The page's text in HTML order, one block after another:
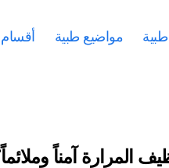
مواضيع طبية أقسام
آمناً